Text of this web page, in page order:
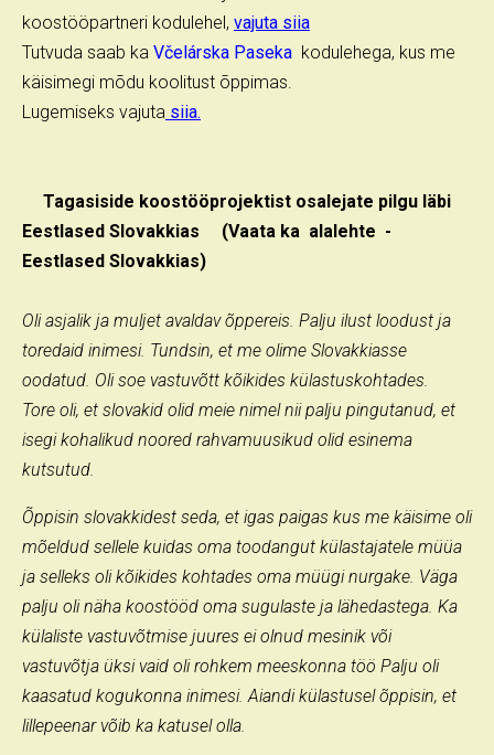
koostööpartneri kodulehel, vajuta siia
Tutvuda saab ka Včelárska Paseka kodulehega, kus me
käisimegi mõdu koolitust õppimas.
Lugemiseks vajuta siia.
Tagasiside koostööprojektist osalejate pilgu läbi
Eestlased Slovakkias (Vaata ka alalehte -
Eestlased Slovakkias)
Oli asjalik ja muljet avaldav õppereis. Palju ilust loodust ja
toredaid inimesi. Tundsin, et me olime Slovakkiasse
oodatud. Oli soe vastuvõtt kõikides külastuskohtades.
Tore oli, et slovakid olid meie nimel nii palju pingutanud, et
isegi kohalikud noored rahvamuusikud olid esinema
kutsutud.
Õppisin slovakkidest seda, et igas paigas kus me käisime oli
mõeldud sellele kuidas oma toodangut külastajatele müüa
ja selleks oli kõikides kohtades oma müügi nurgake. Väga
palju oli näha koostööd oma sugulaste ja lähedastega. Ka
külaliste vastuvõtmise juures ei olnud mesinik või
vastuvõtja üksi vaid oli rohkem meeskonna töö Palju oli
kaasatud kogukonna inimesi. Aiandi külastusel õppisin, et
lillepeenar võib ka katusel olla.